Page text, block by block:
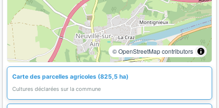
© OpenStreetMap contributors
Carte des parcelles agricoles (825,5 ha)
Cultures déclarées sur la commune